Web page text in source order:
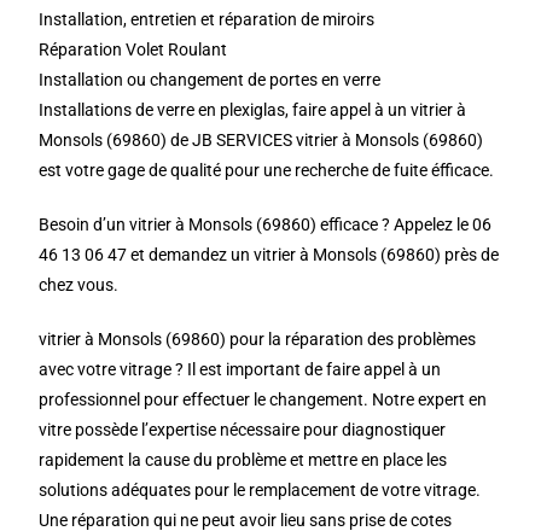
Installation, entretien et réparation de miroirs
Réparation Volet Roulant
Installation ou changement de portes en verre
Installations de verre en plexiglas, faire appel à un vitrier à
Monsols (69860) de JB SERVICES vitrier à Monsols (69860)
est votre gage de qualité pour une recherche de fuite éfficace.
Besoin d’un vitrier à Monsols (69860) efficace ? Appelez le 06
46 13 06 47 et demandez un vitrier à Monsols (69860) près de
chez vous.
vitrier à Monsols (69860) pour la réparation des problèmes
avec votre vitrage ? Il est important de faire appel à un
professionnel pour effectuer le changement. Notre expert en
vitre possède l’expertise nécessaire pour diagnostiquer
rapidement la cause du problème et mettre en place les
solutions adéquates pour le remplacement de votre vitrage.
Une réparation qui ne peut avoir lieu sans prise de cotes